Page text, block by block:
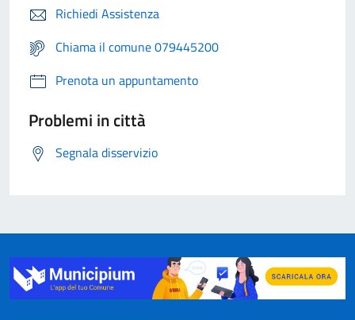
Richiedi Assistenza
Chiama il comune 079445200
Prenota un appuntamento
Problemi in città
Segnala disservizio